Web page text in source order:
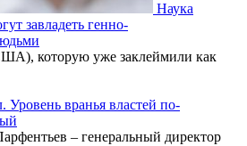
Наука
завладеть генно-
которую уже заклеймили как
Уровень вранья властей по-
– генеральный директор